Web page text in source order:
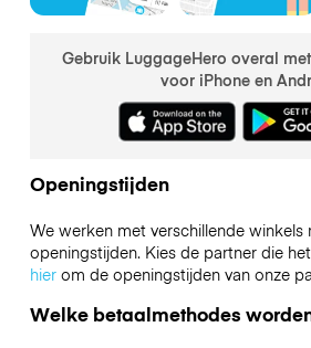
Gebruik LuggageHero overal
voor iPhone en
Openingstijden
We werken met verschillende winkels
openingstijden. Kies de partner die
hierom de openingstijden van onze
Welke betaalmethodes